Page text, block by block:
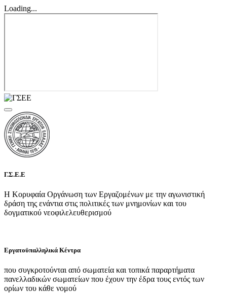
Loading...
Γ.Σ.Ε.Ε
Η Κορυφαία Οργάνωση των Εργαζομένων με την αγωνιστική
δράση της ενάντια στις πολιτικές των μνημονίων και του
δογματικού νεοφιλελευθερισμού
Εργατοϋπαλληλικά Κέντρα
που συγκροτούνται από σωματεία και τοπικά παραρτήματα
πανελλαδικών σωματείων που έχουν την έδρα τους εντός των
ορίων του κάθε νομού